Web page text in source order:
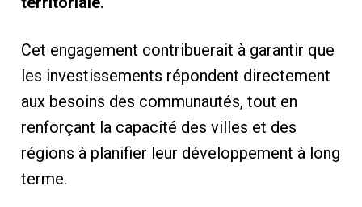
Cet engagement contribuerait à garantir que
les investissements répondent directement
aux besoins des communautés, tout en
renforçant la capacité des villes et des
régions à planifier leur développement à long
terme.